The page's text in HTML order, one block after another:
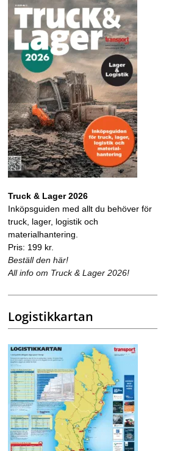
Truck & Lager 2026
Inköpsguiden med allt du behöver för
truck, lager, logistik och
materialhantering.
Pris: 199 kr.
Beställ den här!
All info om Truck & Lager 2026!
Logistikkartan